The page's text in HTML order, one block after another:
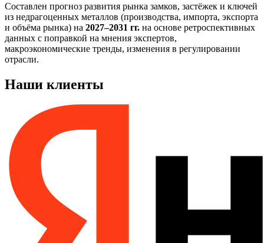
Составлен прогноз развития рынка замков, застёжек и ключей
из недрагоценных металлов (производства, импорта, экспорта
и объёма рынка) на 2027–2031 гг. на основе ретроспективных
данных с поправкой на мнения экспертов,
макроэкономические тренды, изменения в регулировании
отрасли.
Наши клиенты